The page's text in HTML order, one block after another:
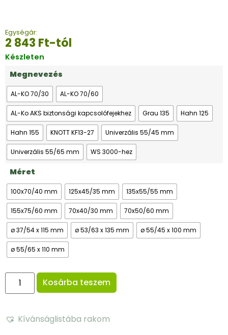
Egységár:
2 843 Ft-tól
Készleten
Megnevezés
AL-KO 70/30 AL-KO 70/60
AL-Ko AKS biztonsági kapcsolófejekhez Grau 135 Hahn 125
Hahn 155 KNOTT KF13-27 Univerzális 55/45 mm
Univerzális 55/65 mm WS 3000-hez
Méret
100x70/40 mm 125x45/35 mm 135x55/55 mm
155x75/60 mm 70x40/30 mm 70x50/60 mm
ø 37/54 x 115 mm ø 53/63 x 135 mm ø 55/45 x 100 mm
ø 55/65 x 110 mm
Kosárba teszem
Kívánságlistába rakom